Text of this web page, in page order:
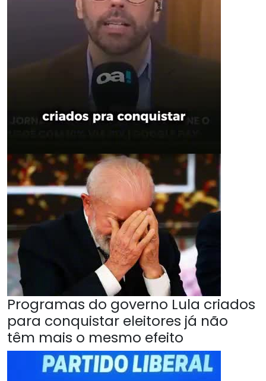
Programas do governo Lula criados
para conquistar eleitores já não
têm mais o mesmo efeito